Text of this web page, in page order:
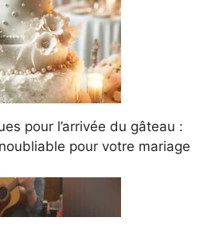
pour l’arrivée du gâteau :
pour votre mariage